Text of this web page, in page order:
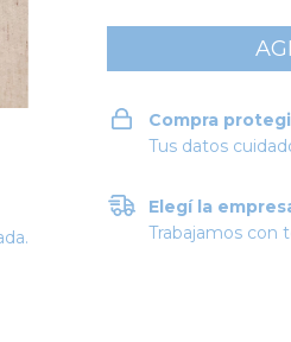
Compra
Tus datos
Elegí la
Trabajamos con